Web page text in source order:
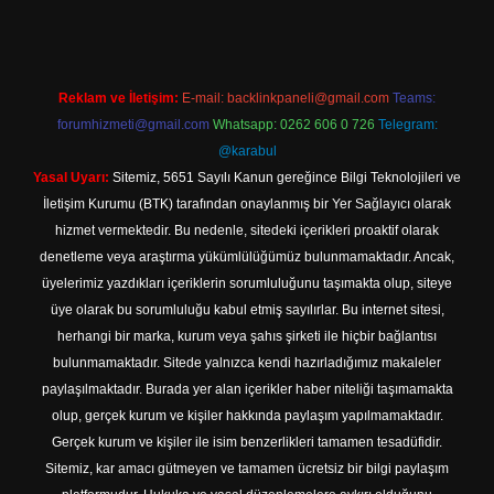
Reklam ve İletişim: E-mail: backlinkpaneli@gmail.com Teams:
forumhizmeti@gmail.com Whatsapp: 0262 606 0 726 Telegram:
@karabul
Yasal Uyarı: Sitemiz, 5651 Sayılı Kanun gereğince Bilgi Teknolojileri ve
İletişim Kurumu (BTK) tarafından onaylanmış bir Yer Sağlayıcı olarak
hizmet vermektedir. Bu nedenle, sitedeki içerikleri proaktif olarak
denetleme veya araştırma yükümlülüğümüz bulunmamaktadır. Ancak,
üyelerimiz yazdıkları içeriklerin sorumluluğunu taşımakta olup, siteye
üye olarak bu sorumluluğu kabul etmiş sayılırlar. Bu internet sitesi,
herhangi bir marka, kurum veya şahıs şirketi ile hiçbir bağlantısı
bulunmamaktadır. Sitede yalnızca kendi hazırladığımız makaleler
paylaşılmaktadır. Burada yer alan içerikler haber niteliği taşımamakta
olup, gerçek kurum ve kişiler hakkında paylaşım yapılmamaktadır.
Gerçek kurum ve kişiler ile isim benzerlikleri tamamen tesadüfidir.
Sitemiz, kar amacı gütmeyen ve tamamen ücretsiz bir bilgi paylaşım